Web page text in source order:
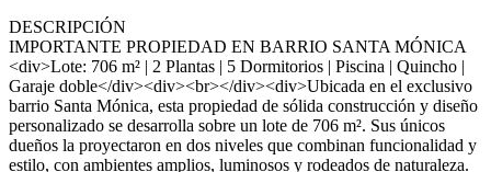
DESCRIPCIÓN
IMPORTANTE PROPIEDAD EN BARRIO SANTA MÓNICA
<div>Lote: 706 m² | 2 Plantas | 5 Dormitorios | Piscina | Quincho |
Garaje doble</div><div><br></div><div>Ubicada en el exclusivo
barrio Santa Mónica, esta propiedad de sólida construcción y diseño
personalizado se desarrolla sobre un lote de 706 m². Sus únicos
dueños la proyectaron en dos niveles que combinan funcionalidad y
estilo, con ambientes amplios, luminosos y rodeados de naturaleza.